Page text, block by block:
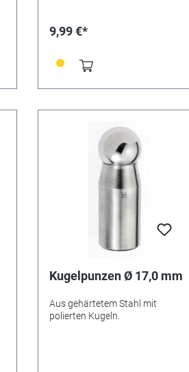
9,99 €*
Kugelpunzen Ø 17,0 mm
Aus gehärtetem Stahl mit
polierten Kugeln.